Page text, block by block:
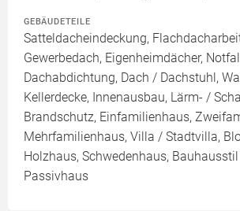
GEBÄUDETEILE
Satteldacheindeckung,
Gewerbedach, Eigenheimdächer,
Dachabdichtung, Dach / Dachstuhl,
Kellerdecke, Innenausbau, Lärm- /
Brandschutz, Einfamilienhaus,
Mehrfamilienhaus, Villa / Stadtvilla,
Holzhaus, Schwedenhaus,
Passivhaus